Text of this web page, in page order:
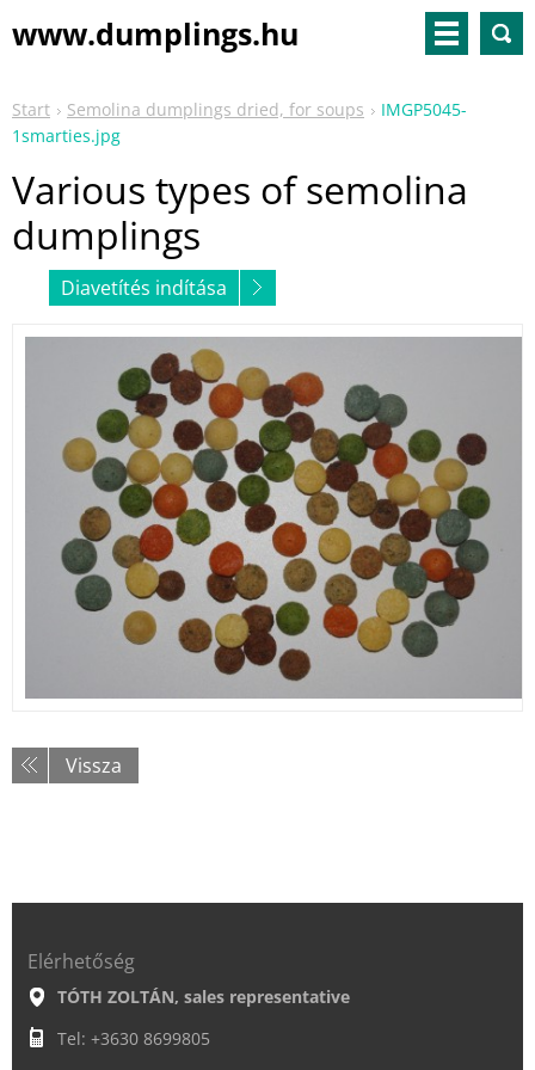
www.dumplings.hu
Start Semolina dumplings dried, for soups
IMGP5045-
1smarties.jpg
Various types of semolina
dumplings
Diavetítés indítása
Vissza
Elérhetőség
TÓTH ZOLTÁN, sales representative
Tel: +3630 8699805